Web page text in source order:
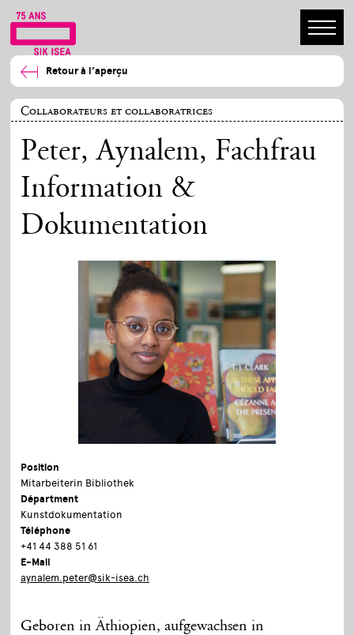
Retour à l’aperçu
Collaborateurs et collaboratrices
Peter, Aynalem, Fachfrau
Information &
Dokumentation
Position
Mitarbeiterin Bibliothek
Départment
Kunstdokumentation
Téléphone
+41 44 388 51 61
E-Mail
aynalem.peter@sik-isea.ch
Geboren in Äthiopien, aufgewachsen in